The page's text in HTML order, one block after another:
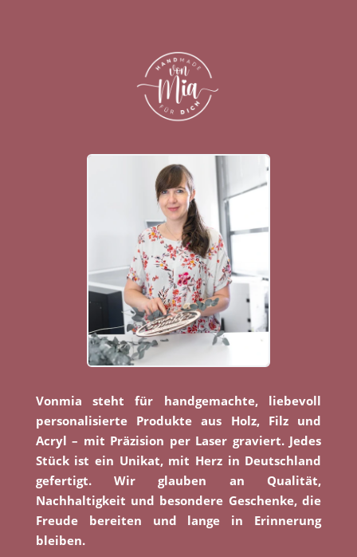
Vonmia steht für handgemachte, liebevoll
personalisierte Produkte aus Holz, Filz und
Acryl – mit Präzision per Laser graviert. Jedes
Stück ist ein Unikat, mit Herz in Deutschland
gefertigt. Wir glauben an Qualität,
Nachhaltigkeit und besondere Geschenke, die
Freude bereiten und lange in Erinnerung
bleiben.